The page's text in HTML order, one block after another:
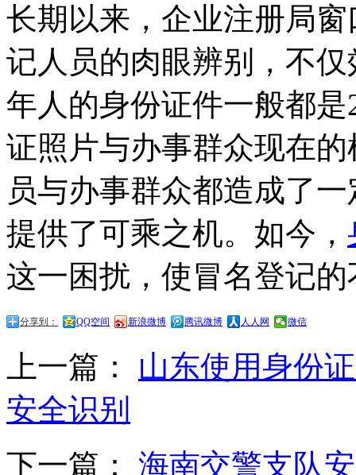
长期以来，企业注册局
记人员的肉眼辨别，不
年人的身份证件一般都
证照片与办事群众现在
员与办事群众都造成了
提供了可乘之机。如今，
这一困扰，使冒名登记
分享到： QQ空间 新浪微博 腾讯微博 人人网 微信
上一篇： 山东使用身份
安全识别
下一篇： 海南交警支队